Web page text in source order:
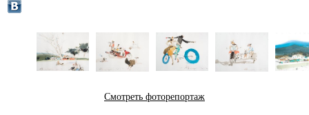
Смотреть фоторепортаж